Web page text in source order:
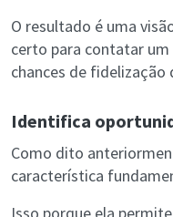
O resultado é uma
certo para contatar
chances de fidelização
Identifica
Como dito
característica
Isso porque ela